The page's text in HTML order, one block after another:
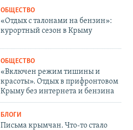
ОБЩЕСТВО
«Отдых с талонами на бензин»:
курортный сезон в Крыму
ОБЩЕСТВО
«Включен режим тишины и
красоты». Отдых в прифронтовом
Крыму без интернета и бензина
БЛОГИ
Письма крымчан. Что-то стало